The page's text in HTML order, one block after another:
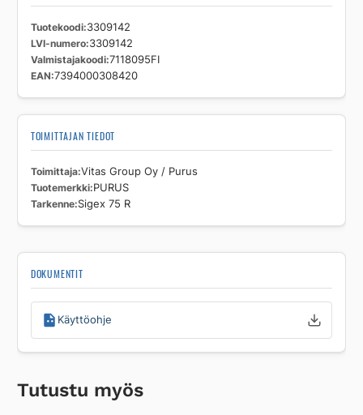
Tuotekoodi 3309142
LVI-numero 3309142
Valmistajakoodi 7118095FI
EAN 7394000308420
TOIMITTAJAN TIEDOT
Toimittaja Vitas Group Oy / Purus
Tuotemerkki PURUS
Tarkenne Sigex 75 R
DOKUMENTIT
Käyttöohje
Tutustu myös